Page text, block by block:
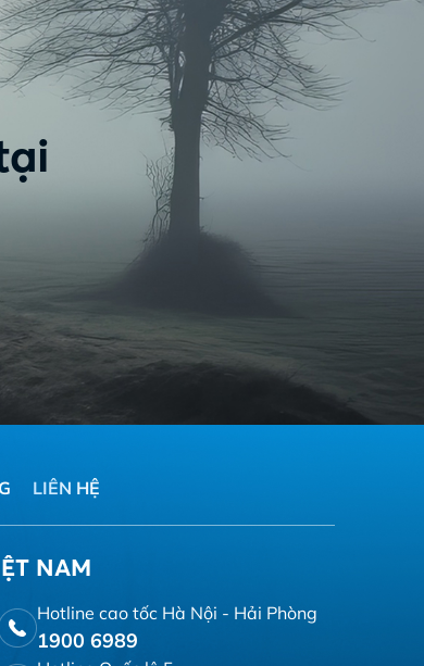
LIÊN HỆ
NAM
Hotline cao tốc Hà Nội - Hải Phòng
1900 6989